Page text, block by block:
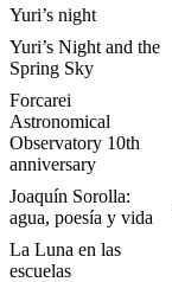
Yuri’s night
Yuri’s Night and the
Spring Sky
Forcarei
Astronomical
Observatory 10th
anniversary
Joaquín Sorolla:
agua, poesía y vida
La Luna en las
escuelas